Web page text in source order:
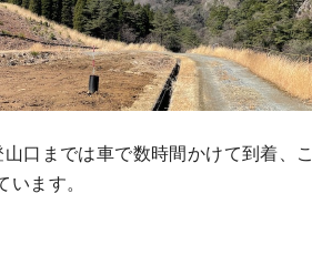
口までは車で数時間かけて到着、こ
ます。